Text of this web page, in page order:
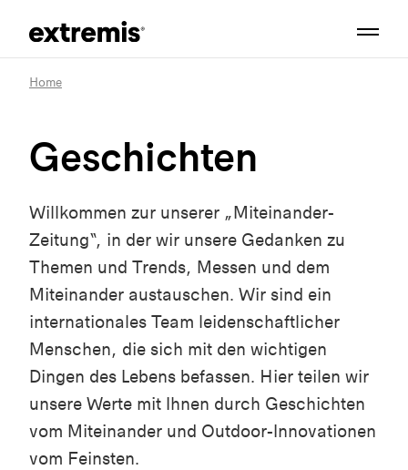
Home
Geschichten
Willkommen zur unserer „Miteinander-
Zeitung“, in der wir unsere Gedanken zu
Themen und Trends, Messen und dem
Miteinander austauschen. Wir sind ein
internationales Team leidenschaftlicher
Menschen, die sich mit den wichtigen
Dingen des Lebens befassen. Hier teilen wir
unsere Werte mit Ihnen durch Geschichten
vom Miteinander und Outdoor-Innovationen
vom Feinsten.